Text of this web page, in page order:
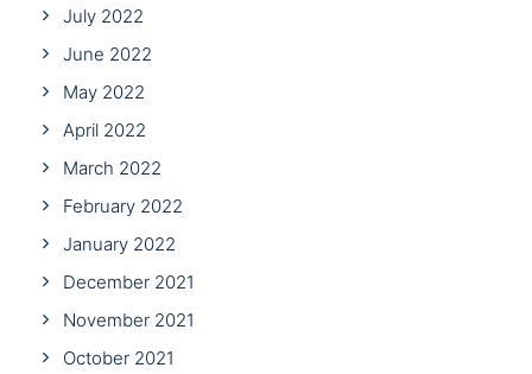
July 2022
June 2022
May 2022
April 2022
March 2022
February 2022
January 2022
December 2021
November 2021
October 2021